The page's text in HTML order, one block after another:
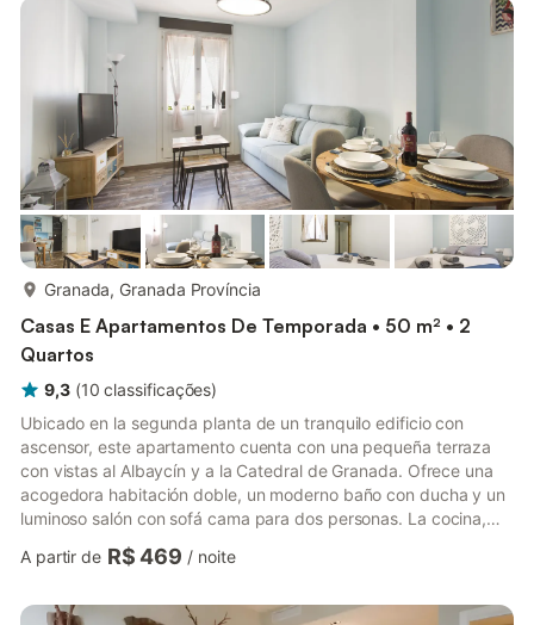
Granada, Granada Província
Casas E Apartamentos De Temporada • 50 m² • 2
Quartos
9,3 (10 classificações)
Ubicado en la segunda planta de un tranquilo edificio con
ascensor, este apartamento cuenta con una pequeña terraza
con vistas al Albaycín y a la Catedral de Granada. Ofrece una
acogedora habitación doble, un moderno baño con ducha y un
luminoso salón con sofá cama para dos personas. La cocina,
totalmente equipada, ofrece todo lo necesario para una
estancia confortable. El apartamento se encuentra en la calle
pasos de la calle Elvira 81. El garaje está a solo 5 minutos a pie
A partir de R$ 469 / noite